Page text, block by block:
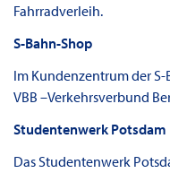
Fahrradverleih.
S-Bahn-Shop
Im Kundenzentrum der
VBB –Verkehrsverbund
Studentenwerk Potsdam
Das Studentenwerk